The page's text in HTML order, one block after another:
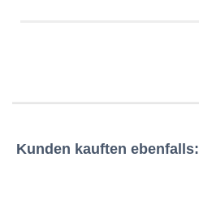
Kunden kauften ebenfalls: